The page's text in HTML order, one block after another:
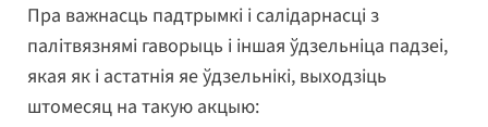
Пра важнасць падтрымкі і салідарнасці з
палітвязнямі гаворыць і іншая ўдзельніца падзеі,
якая як і астатнія яе ўдзельнікі, выходзіць
штомесяц на такую акцыю: